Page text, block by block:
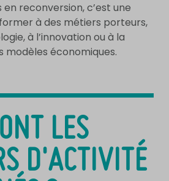
reconversion, c’est une
à des métiers porteurs,
à l’innovation ou à la
économiques.
LES
D'ACTIVITÉ